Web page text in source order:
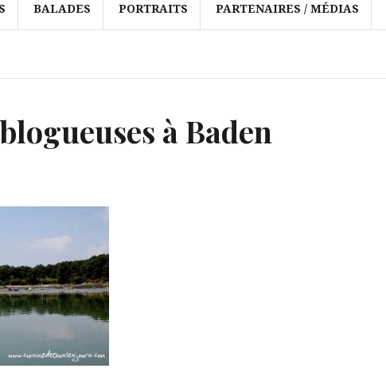
BALADES PORTRAITS PARTENAIRES / MÉDIAS
à Baden